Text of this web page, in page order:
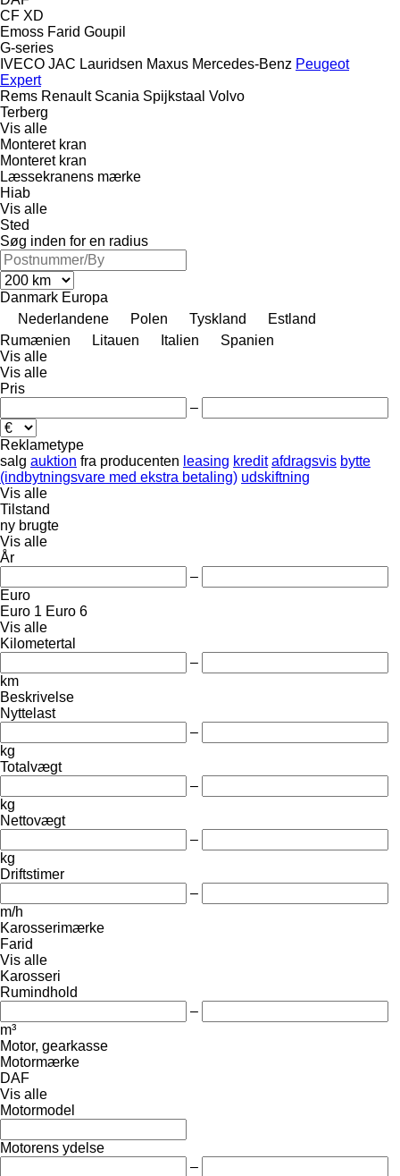
CF XD
Emoss Farid Goupil
G-series
IVECO JAC Lauridsen Maxus Mercedes-Benz Peugeot
Expert
Rems Renault Scania Spijkstaal Volvo
Terberg
Vis alle
Monteret kran
Monteret kran
Læssekranens mærke
Hiab
Vis alle
Sted
Søg inden for en radius
Danmark Europa
Nederlandene
Polen Tyskland
Estland
Rumænien
Litauen Italien
Spanien
Vis alle
Vis alle
Pris
–
Reklametype
salg auktion fra producenten leasing kredit afdragsvis bytte
(indbytningsvare med ekstra betaling) udskiftning
Vis alle
Tilstand
ny brugte
Vis alle
År
–
Euro
Euro 1 Euro 6
Vis alle
Kilometertal
–
km
Beskrivelse
Nyttelast
–
kg
Totalvægt
–
kg
Nettovægt
–
kg
Driftstimer
–
m/h
Karosserimærke
Farid
Vis alle
Karosseri
Rumindhold
–
m³
Motor, gearkasse
Motormærke
DAF
Vis alle
Motormodel
Motorens ydelse
–